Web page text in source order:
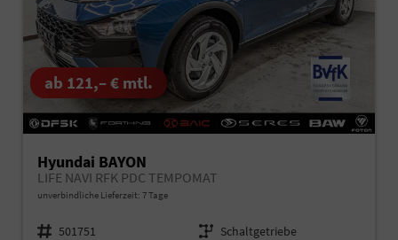
ab 121,– € mtl.
Hyundai BAYON
LIFE NAVI RFK PDC TEMPOMAT
unverbindliche Lieferzeit: 7 Tage
Fahrzeugnr. 501751 Getriebe Schaltgetriebe